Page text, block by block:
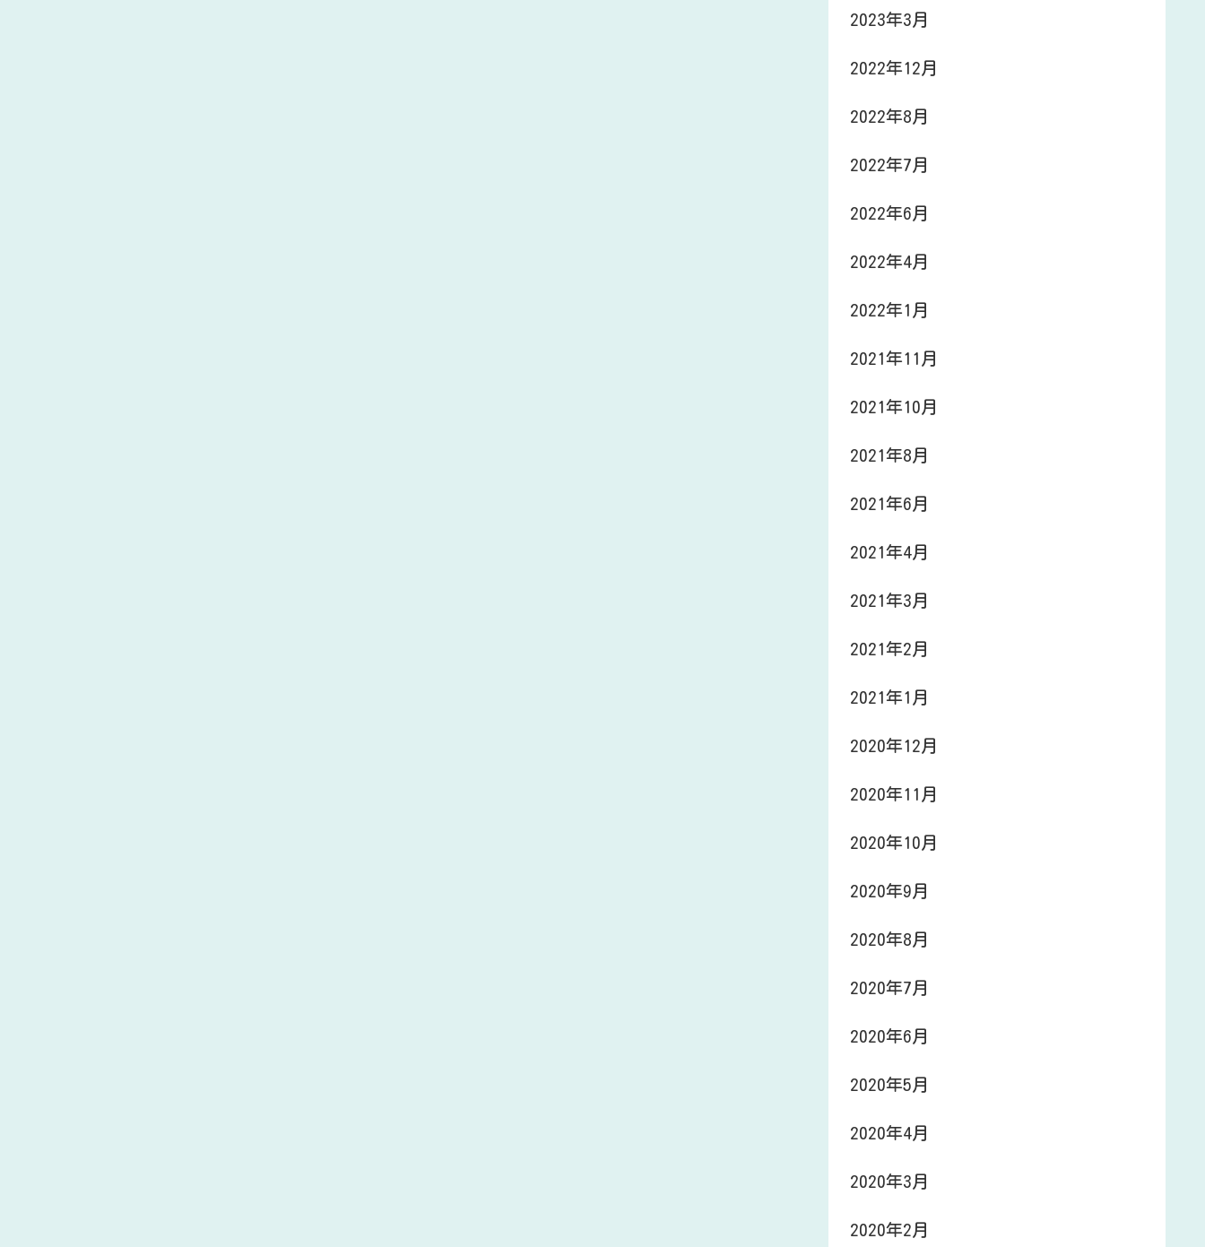
2023年3月
2022年12月
2022年8月
2022年7月
2022年6月
2022年4月
2022年1月
2021年11月
2021年10月
2021年8月
2021年6月
2021年4月
2021年3月
2021年2月
2021年1月
2020年12月
2020年11月
2020年10月
2020年9月
2020年8月
2020年7月
2020年6月
2020年5月
2020年4月
2020年3月
2020年2月